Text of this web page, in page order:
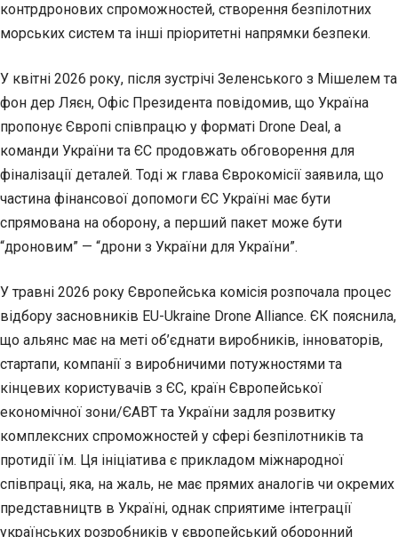
контрдронових спроможностей, створення безпілотних
морських систем та інші пріоритетні напрямки безпеки.
У квітні 2026 року, після зустрічі Зеленського з Мішелем та
фон дер Ляєн, Офіс Президента повідомив, що Україна
пропонує Європі співпрацю у форматі Drone Deal, а
команди України та ЄС продовжать обговорення для
фіналізації деталей. Тоді ж глава Єврокомісії заявила, що
частина фінансової допомоги ЄС Україні має бути
спрямована на оборону, а перший пакет може бути
“дроновим” — “дрони з України для України”.
У травні 2026 року Європейська комісія розпочала процес
відбору засновників EU-Ukraine Drone Alliance. ЄК пояснила,
що альянс має на меті об’єднати виробників, інноваторів,
стартапи, компанії з виробничими потужностями та
кінцевих користувачів з ЄС, країн Європейської
економічної зони/ЄАВТ та України задля розвитку
комплексних спроможностей у сфері безпілотників та
протидії їм. Ця ініціатива є прикладом міжнародної
співпраці, яка, на жаль, не має прямих аналогів чи окремих
представництв в Україні, однак сприятиме інтеграції
українських розробників у європейський оборонний